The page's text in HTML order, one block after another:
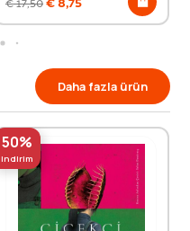
Daha fazla ürün
50%
indirim